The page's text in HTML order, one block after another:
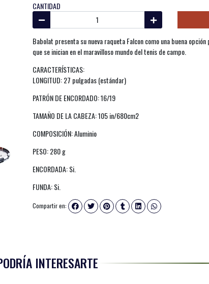
CANTIDAD
Babolat presenta su nueva raqueta Falcon como una buena
que se inician en el maravilloso mundo del tenis de campo.
CARACTERÍSTICAS:
LONGITUD: 27 pulgadas (estándar)
PATRÓN DE ENCORDADO: 16/19
TAMAÑO DE LA CABEZA: 105 in/680cm2
COMPOSICIÓN: Aluminio
PESO: 280 g
ENCORDADA: Si.
FUNDA: Si.
Compartir en:
INTERESARTE